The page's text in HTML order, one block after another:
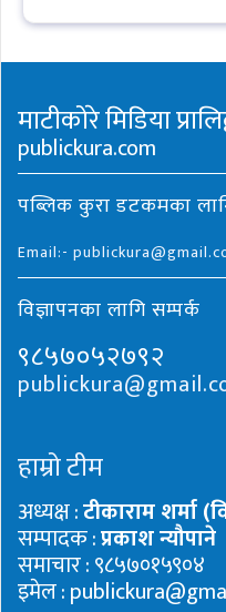
माटीकोरे मिडिया
publickura.com
पब्लिक कुरा डटकमका
Email:-
विज्ञापनका लागि सम्पर्क
९८५७०५२७९२
हाम्रो टीम
अध्यक्ष :टीकाराम शर्मा
सम्पादक :प्रकाश न्यौपाने
समाचार : ९८५७०१५९०४
इमेल :